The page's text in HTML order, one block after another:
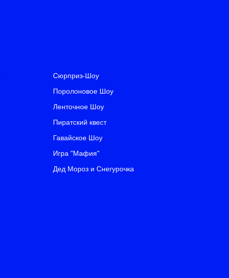
Сюрприз-Шоу
Поролоновое Шоу
Ленточное Шоу
Пиратский квест
Гавайское Шоу
Игра "Мафия"
Дед Мороз и Снегурочка